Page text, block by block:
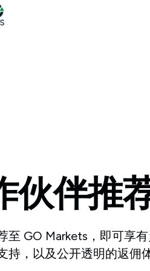
伙伴推
至 GO Markets，即可享
持，以及公开透明的返佣